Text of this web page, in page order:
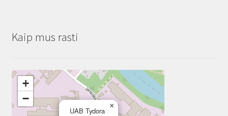
Kaip mus rasti
UAB Tydora
×
+
−